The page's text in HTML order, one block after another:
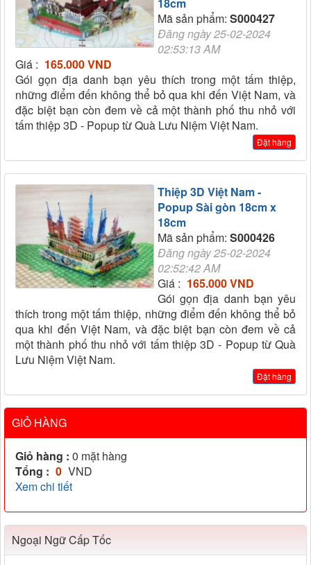
Mã sản phẩm: S000427
Đăng ngày 25-02-2024
02:53:13 AM
Giá : 165.000 VND
Gói gọn địa danh bạn yêu thích trong một tấm thiệp,
những điểm đến không thể bỏ qua khi đến Việt Nam, và
đặc biệt bạn còn đem về cả một thành phố thu nhỏ với
tấm thiệp 3D - Popup từ Quà Lưu Niệm Việt Nam.
Đặt hàng
Thiệp 3D Việt Nam -
Popup Sài gòn 18cm x
18cm
Mã sản phẩm: S000426
Đăng ngày 25-02-2024
02:52:42 AM
Giá : 165.000 VND
Gói gọn địa danh bạn yêu
thích trong một tấm thiệp, những điểm đến không thể bỏ
qua khi đến Việt Nam, và đặc biệt bạn còn đem về cả
một thành phố thu nhỏ với tấm thiệp 3D - Popup từ Quà
Lưu Niệm Việt Nam.
Đặt hàng
GIỎ HÀNG
Giỏ hàng : 0 mặt hàng
Tổng : 0 VND
Xem chi tiết
Ngoại Ngữ Cấp Tốc